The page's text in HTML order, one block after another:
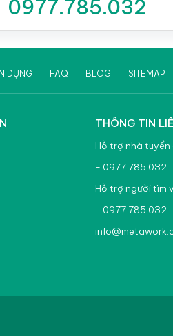
Việc làm ngoại ngữ - phiên dịch
0977.785.032
DỤNG FAQ BLOG SITEMAP
THÔNG TIN
Hỗ trợ nhà tuyển
- 0977.785.032
Hỗ trợ người tìm
- 0977.785.032